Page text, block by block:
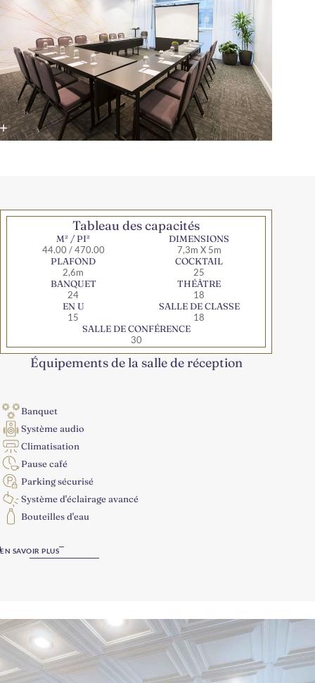
Tableau des capacités
M² / PI²
44.00 / 470.00
DIMENSIONS
7,3m X 5m
PLAFOND
2,6m
COCKTAIL
25
BANQUET
24
THÉÂTRE
18
EN U
15
SALLE DE CLASSE
18
SALLE DE CONFÉRENCE
30
Équipements de la salle de réception
Banquet
Système audio
Climatisation
Pause café
Parking sécurisé
Système d'éclairage avancé
Bouteilles d'eau
EN SAVOIR PLUS